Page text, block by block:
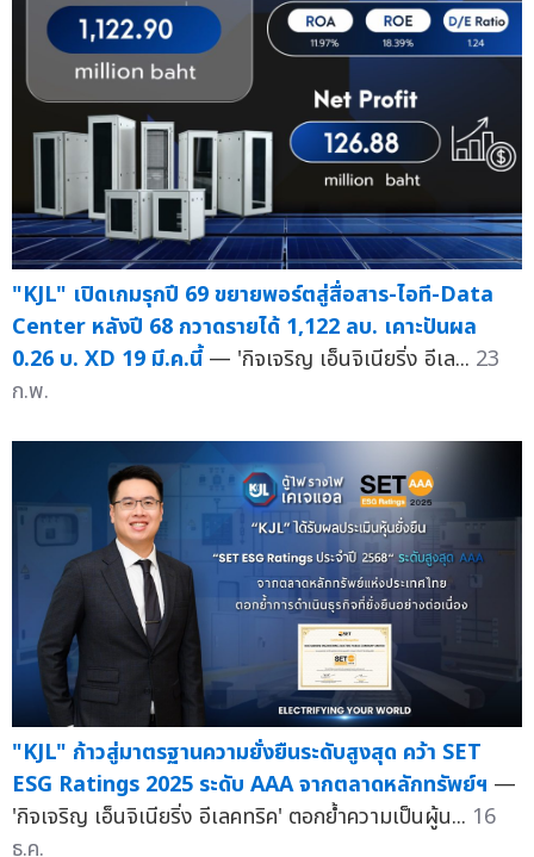
"KJL" เปิดเกมรุกปี 69 ขยายพอร์ตสู่สื่อสาร-ไอที-Data
Center หลังปี 68 กวาดรายได้ 1,122 ลบ. เคาะปันผล
0.26 บ. XD 19 มี.ค.นี้ — 'กิจเจริญ เอ็นจิเนียริ่ง อีเล... 23
ก.พ.
"KJL" ก้าวสู่มาตรฐานความยั่งยืนระดับสูงสุด คว้า SET
ESG Ratings 2025 ระดับ AAA จากตลาดหลักทรัพย์ฯ —
'กิจเจริญ เอ็นจิเนียริ่ง อีเลคทริค' ตอกย้ำความเป็นผู้น... 16
ธ.ค.